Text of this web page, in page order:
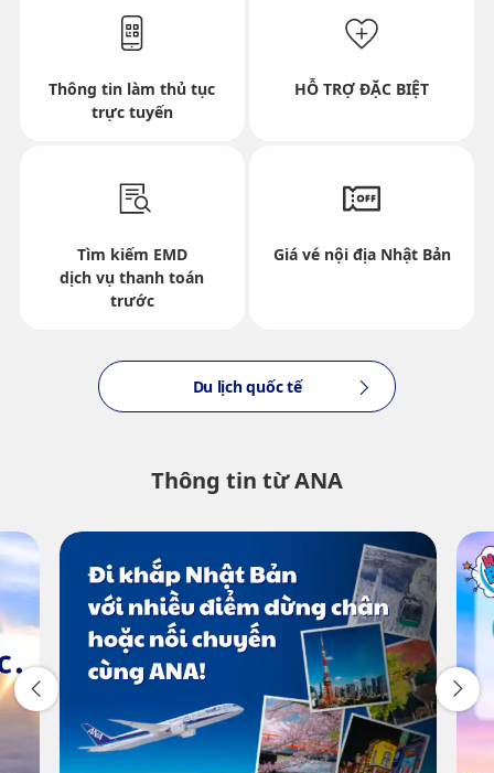
Chọn ngày
Không có thời gian xác định
Khung ngày và giờ khởi hành chuyến đến
Chọn ngày
Thêm điểm chuyển tiếp và thời gian trung
1 người
Giới thiệu về mã khuyến mãi
Thông tin làm thủ tục
trực tuyến
HỖ TRỢ ĐẶC BIỆT
Tìm kiếm EMD
dịch vụ thanh toán
trước
Giá vé nội địa Nhật Bản
Du lịch quốc tế
Thông tin từ ANA